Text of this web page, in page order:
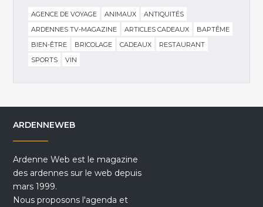
AGENCE DE VOYAGE ANIMAUX
ANTIQUITÉS
ARDENNES TV-MAGAZINE
ARTICLES CADEAUX
BAPTÊME
BIEN-ÊTRE
BRICOLAGE CADEAUX
RESTAURANT
SPORTS
VIN
ARDENNEWEB
Ardenne Web est le magazine
des ardennes sur le web depuis
mars 1999.
Nous proposons l'agenda et